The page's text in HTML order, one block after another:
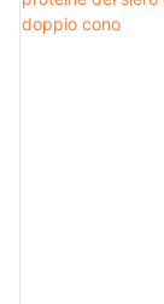
un'ampia